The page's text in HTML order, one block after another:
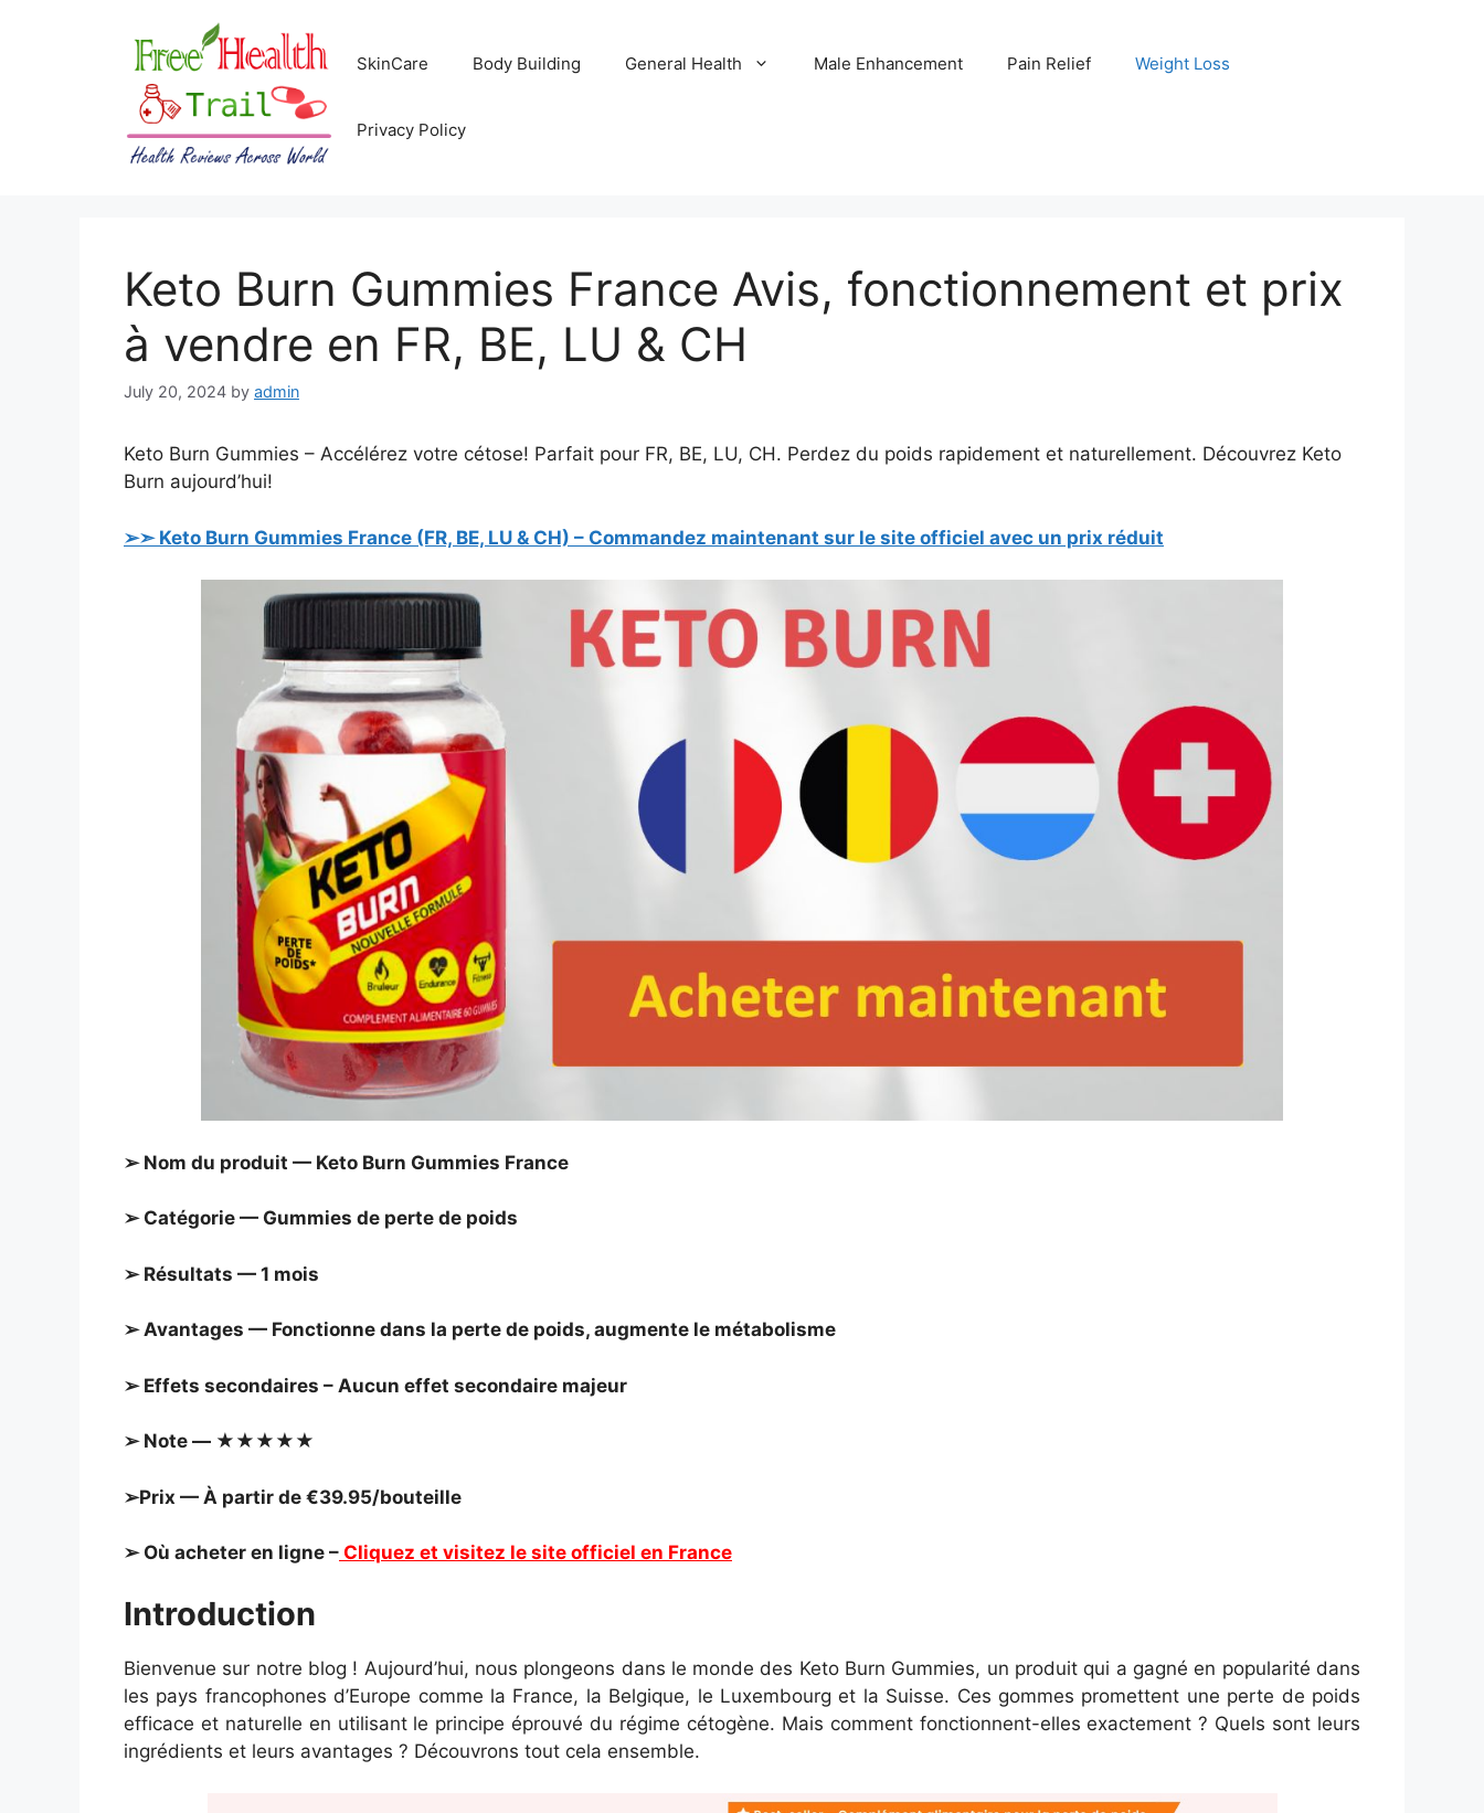
SkinCare Body Building General Health Male Enhancement Pain Relief Weight Loss
Privacy Policy
Keto Burn Gummies France Avis, fonctionnement et prix
à vendre en FR, BE, LU & CH
July 20, 2024 by admin
Keto Burn Gummies – Accélérez votre cétose! Parfait pour FR, BE, LU, CH. Perdez du poids rapidement et naturellement. Découvrez Keto
Burn aujourd’hui!
➢➣ Keto Burn Gummies France (FR, BE, LU & CH) – Commandez maintenant sur le site officiel avec un prix réduit
➢ Nom du produit — Keto Burn Gummies France
➢ Catégorie — Gummies de perte de poids
➢ Résultats — 1 mois
➢ Avantages — Fonctionne dans la perte de poids, augmente le métabolisme
➢ Effets secondaires – Aucun effet secondaire majeur
➢ Note — ★★★★★
➢Prix — À partir de €39.95/bouteille
➢ Où acheter en ligne – Cliquez et visitez le site officiel en France
Introduction
Bienvenue sur notre blog ! Aujourd’hui, nous plongeons dans le monde des Keto Burn Gummies, un produit qui a gagné en popularité dans
les pays francophones d’Europe comme la France, la Belgique, le Luxembourg et la Suisse. Ces gommes promettent une perte de poids
efficace et naturelle en utilisant le principe éprouvé du régime cétogène. Mais comment fonctionnent-elles exactement ? Quels sont leurs
ingrédients et leurs avantages ? Découvrons tout cela ensemble.